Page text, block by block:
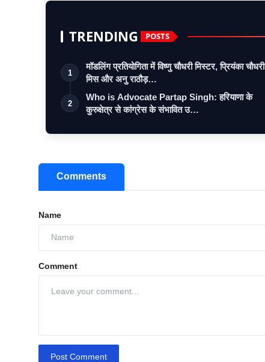
TRENDING POSTS
1
मॉडलिंग प्रतियोगिता में विष्णु चौधरी मिस्टर, प्रियंका चौधरी
मिस और अनु राठौड़…
2
Who is Advocate Partap Singh: हरियाणा के
कुरुक्षेत्र से कांग्रेस के संभावित उ…
Comments
Name
Comment
Post Comment